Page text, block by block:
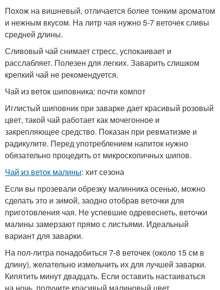
Похож на вишневый, отличается более тонким ароматом
и нежным вкусом. На литр чая нужно 5-7 веточек сливы
средней длины.
Сливовый чай снимает стресс, успокаивает и
расслабляет. Полезен для легких. Заварить слишком
крепкий чай не рекомендуется.
Чай из веток шиповника: почти компот
Иглистый шиповник при заварке дает красивый розовый
цвет, такой чай работает как мочегонное и
закрепляющее средство. Показан при ревматизме и
радикулите. Перед употреблением напиток нужно
обязательно процедить от микроскопичных шипов.
Чай из веток малины: хит сезона
Если вы прозевали обрезку малинника осенью, можно
сделать это и зимой, заодно отобрав веточки для
приготовления чая. Не успевшие одревеснеть, веточки
малины замерзают прямо с листьями. Идеальный
вариант для заварки.
На пол-литра понадобиться 7-8 веточек (около 15 см в
длину), желательно измельчить их для лучшей заварки.
Кипятить минут двадцать. Если оставить настаиваться